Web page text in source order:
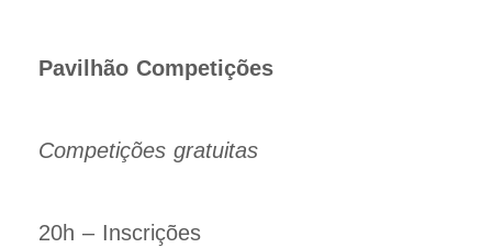
Pavilhão Competições
Competições gratuitas
20h – Inscrições